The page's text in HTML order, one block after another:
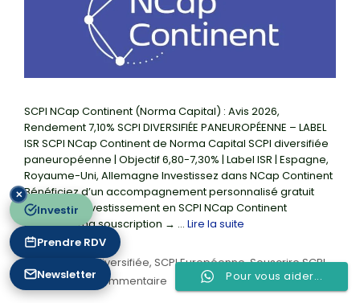
SCPI NCap Continent (Norma Capital) : Avis 2026,
Rendement 7,10% SCPI DIVERSIFIÉE PANEUROPÉENNE – LABEL
ISR SCPI NCap Continent de Norma Capital SCPI diversifiée
paneuropéenne | Objectif 6,80-7,30% | Label ISR | Espagne,
Royaume-Uni, Allemagne Investissez dans NCap Continent
Bénéficiez d’un accompagnement personnalisé gratuit
pour votre investissement en SCPI NCap Continent
Démarrer ma souscription → … Lire la suite
CatégoriesSCPI diversifiée, SCPI Européenne,Souscrire SCPI
Laisser un commentaire
Pour vous aider...
✕
Investir
Prendre RDV
Newsletter